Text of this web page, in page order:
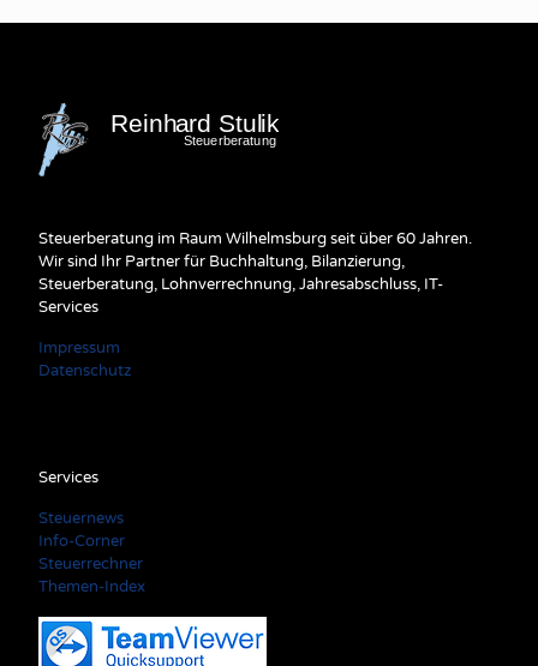
Steuerberatung im Raum Wilhelmsburg seit über 60 Jahren.
Wir sind Ihr Partner für Buchhaltung, Bilanzierung,
Steuerberatung, Lohnverrechnung, Jahresabschluss, IT-
Services
Impressum
Datenschutz
Services
Steuernews
Info-Corner
Steuerrechner
Themen-Index